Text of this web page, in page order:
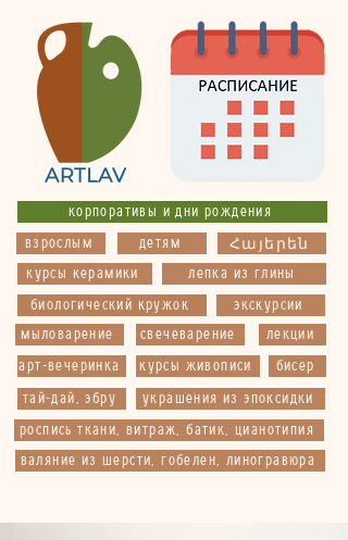
корпоративы и дни рождения
детям
взрослым Հայերեն
украшения из эпоксидки
мыловарение свечеварение
арт-вечеринка бисер
тай-дай, эбру
экскурсии
лепка из глины
роспись ткани, витраж, батик, цианотипия
курсы живописи
лекции
биологический кружок
курсы керамики
валяние из шерсти, гобелен, линогравюра